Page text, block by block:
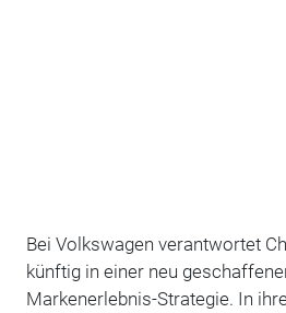
Bei Volkswagen verantwortet
künftig in einer neu
Markenerlebnis-Strategie. In